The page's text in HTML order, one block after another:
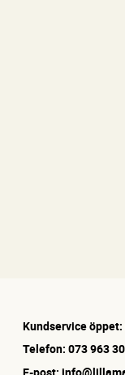
Kundservice
Telefon: 073 963